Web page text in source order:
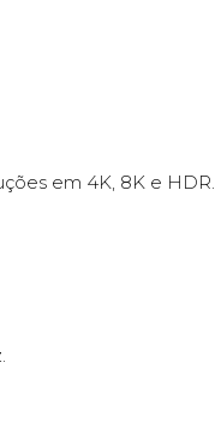
em 4K, 8K e HDR.